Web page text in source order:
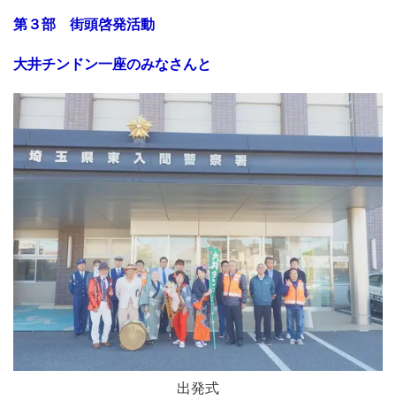
第３部 街頭啓発活動
大井チンドン一座のみなさんと
出発式